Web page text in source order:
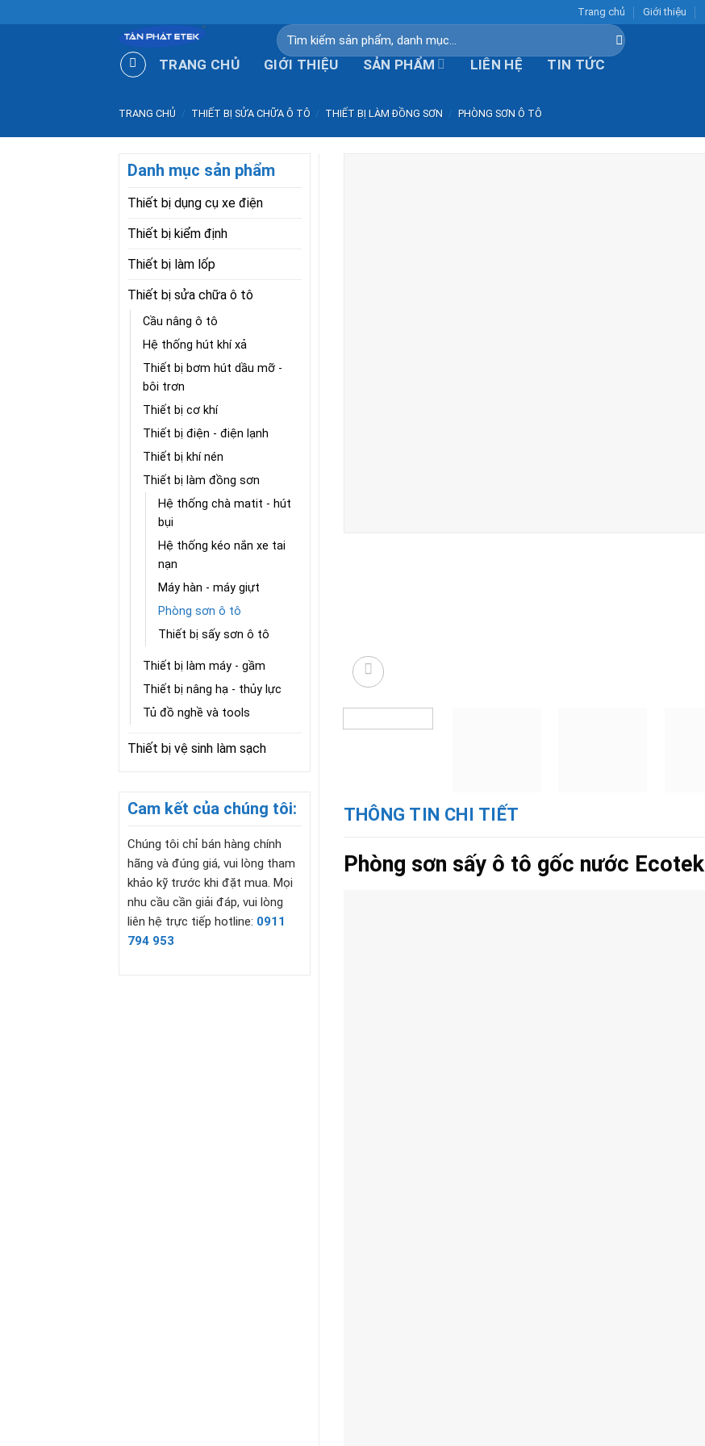
to
Trang chủ Giới thiệu
Tìm
kiếm:
TRANG CHỦ GIỚI THIỆU SẢN PHẨM LIÊN HỆ TIN TỨC
TRANG CHỦ / THIẾT BỊ SỬA CHỮA Ô TÔ / THIẾT BỊ LÀM ĐỒNG SƠN / PHÒNG SƠN Ô TÔ
Danh mục sản phẩm
Thiết bị dụng cụ xe điện
Thiết bị kiểm định
Thiết bị làm lốp
Thiết bị sửa chữa ô tô
Cầu nâng ô tô
Hệ thống hút khí xả
Thiết bị bơm hút dầu mỡ -
bôi trơn
Thiết bị cơ khí
Thiết bị điện - điện lạnh
Thiết bị khí nén
Thiết bị làm đồng sơn
Hệ thống chà matit - hút
bụi
Hệ thống kéo nắn xe tai
nạn
Máy hàn - máy giựt
Phòng sơn ô tô
Thiết bị sấy sơn ô tô
Thiết bị làm máy - gầm
Thiết bị nâng hạ - thủy lực
Tủ đồ nghề và tools
Thiết bị vệ sinh làm sạch
Cam kết của chúng tôi:
Chúng tôi chỉ bán hàng chính
hãng và đúng giá, vui lòng tham
khảo kỹ trước khi đặt mua. Mọi
nhu cầu cần giải đáp, vui lòng
liên hệ trực tiếp hotline: 0911
794 953
THÔNG TIN CHI TIẾT
Phòng sơn sấy ô tô gốc nước Ecotek